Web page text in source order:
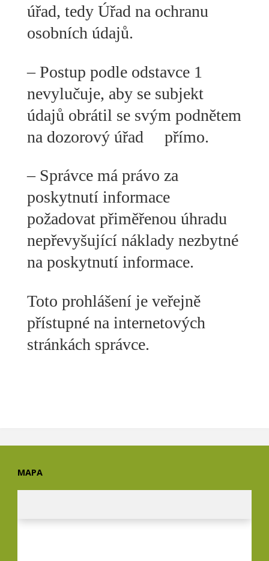
úřad, tedy Úřad na ochranu
osobních údajů.
– Postup podle odstavce 1
nevylučuje, aby se subjekt
údajů obrátil se svým podnětem
na dozorový úřad přímo.
– Správce má právo za
poskytnutí informace
požadovat přiměřenou úhradu
nepřevyšující náklady nezbytné
na poskytnutí informace.
Toto prohlášení je veřejně
přístupné na internetových
stránkách správce.
MAPA